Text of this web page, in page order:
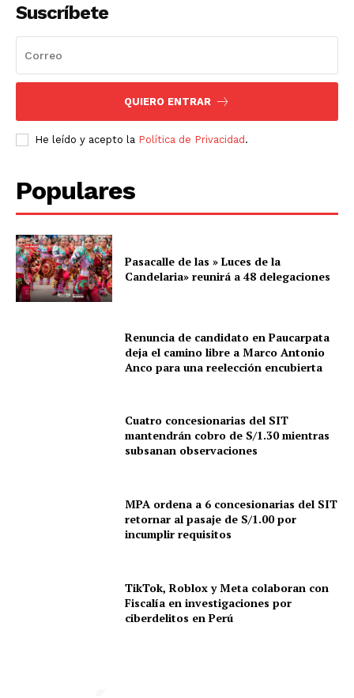
Suscríbete
QUIERO ENTRAR
He leído y acepto la Política de Privacidad.
Populares
Pasacalle de las » Luces de la
Candelaria» reunirá a 48 delegaciones
Renuncia de candidato en Paucarpata
deja el camino libre a Marco Antonio
Anco para una reelección encubierta
Cuatro concesionarias del SIT
mantendrán cobro de S/1.30 mientras
subsanan observaciones
MPA ordena a 6 concesionarias del SIT
retornar al pasaje de S/1.00 por
incumplir requisitos
TikTok, Roblox y Meta colaboran con
Fiscalía en investigaciones por
ciberdelitos en Perú